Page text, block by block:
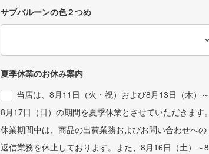
サブバルーンの色２つめ
夏季休業のお休み案内
当店は、8月11日（火・祝）および8月13日（木）～
8月17日（日）の期間を夏季休業とさせていただきます。
休業期間中は、商品の出荷業務およびお問い合わせへの
返信業務を休止しております。また、8月16日（土）～8